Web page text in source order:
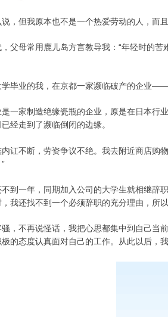
，但我原本也不是一个热爱劳动的人，而
父母常用鹿儿岛方言教导我：“年轻时的苦
毕业的我，在京都一家濒临破产的企业
一家制造绝缘瓷瓶的企业，原是在日本行
经走到了濒临倒闭的边缘。
讧不断，劳资争议不绝。我去附近商店购
到一年，同期加入公司的大学生就相继辞
我还找不到一个必须辞职的充分理由，所
，不再说怪话，我把心思都集中到自己当
的态度认真面对自己的工作。
从此以后，